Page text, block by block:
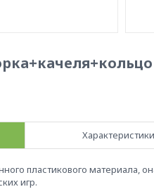
Характеристики
пластикового материала,
игр.